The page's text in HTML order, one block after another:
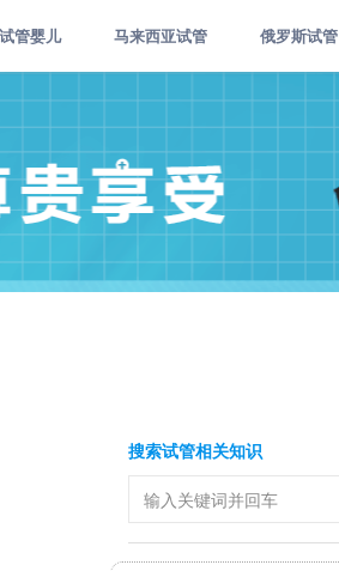
管婴儿 马来西亚试管 俄罗斯试管
搜索试管相关知识